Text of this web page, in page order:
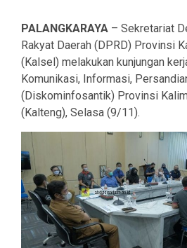
PALANGKARAYA – Sekretariat
Rakyat Daerah (DPRD) Provinsi
(Kalsel) melakukan kunjungan
Komunikasi, Informasi,
(Diskominfosantik) Provinsi
(Kalteng), Selasa (9/11).